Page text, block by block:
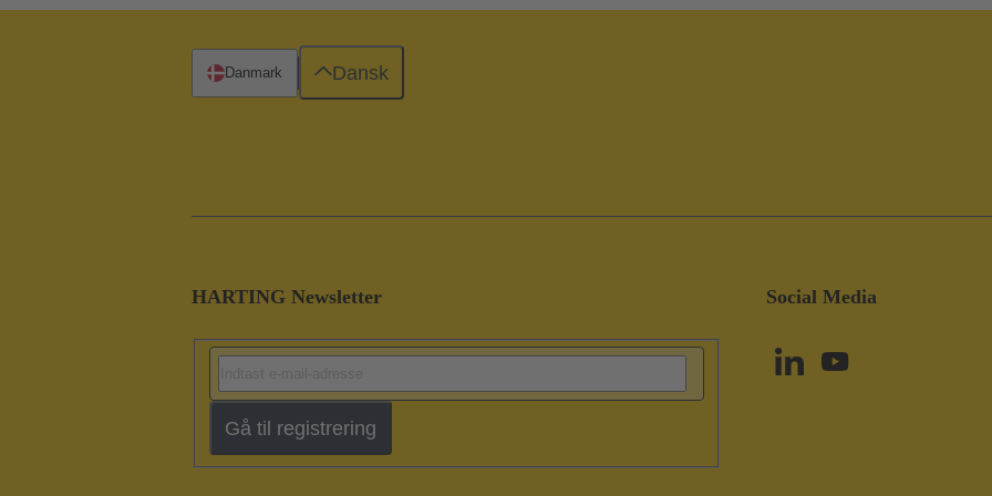
HARTING Newsletter
Gå til registrering
Social Media
Danmark Dansk